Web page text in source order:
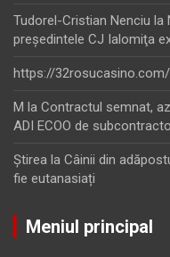
Tudorel-Cristian Nenciu la
preşedintele CJ Ialomiţa
https://32rosucasino.com/
M la Contractul semnat,
ADI ECOO de
Ştirea la Câinii din
fie eutanasiați
Meniul principal